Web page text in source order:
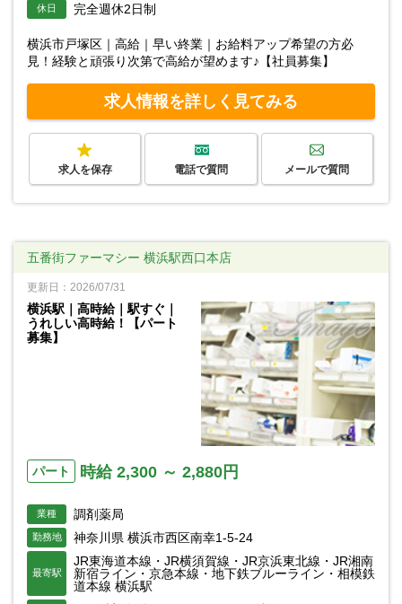
休日 完全週休2日制
横浜市戸塚区｜高給｜早い終業｜お給料アップ希望の方必
見！経験と頑張り次第で高給が望めます♪【社員募集】
求人情報を詳しく見てみる
求人を保存 電話で質問 メールで質問
五番街ファーマシー 横浜駅西口本店
更新日：2026/07/31
横浜駅｜高時給｜駅すぐ｜
うれしい高時給！【パート
募集】
パート 時給 2,300 ～ 2,880円
業種 調剤薬局
勤務地 神奈川県 横浜市西区南幸1-5-24
最寄駅
JR東海道本線・JR横須賀線・JR京浜東北線・JR湘南
新宿ライン・京急本線・地下鉄ブルーライン・相模鉄
道本線 横浜駅